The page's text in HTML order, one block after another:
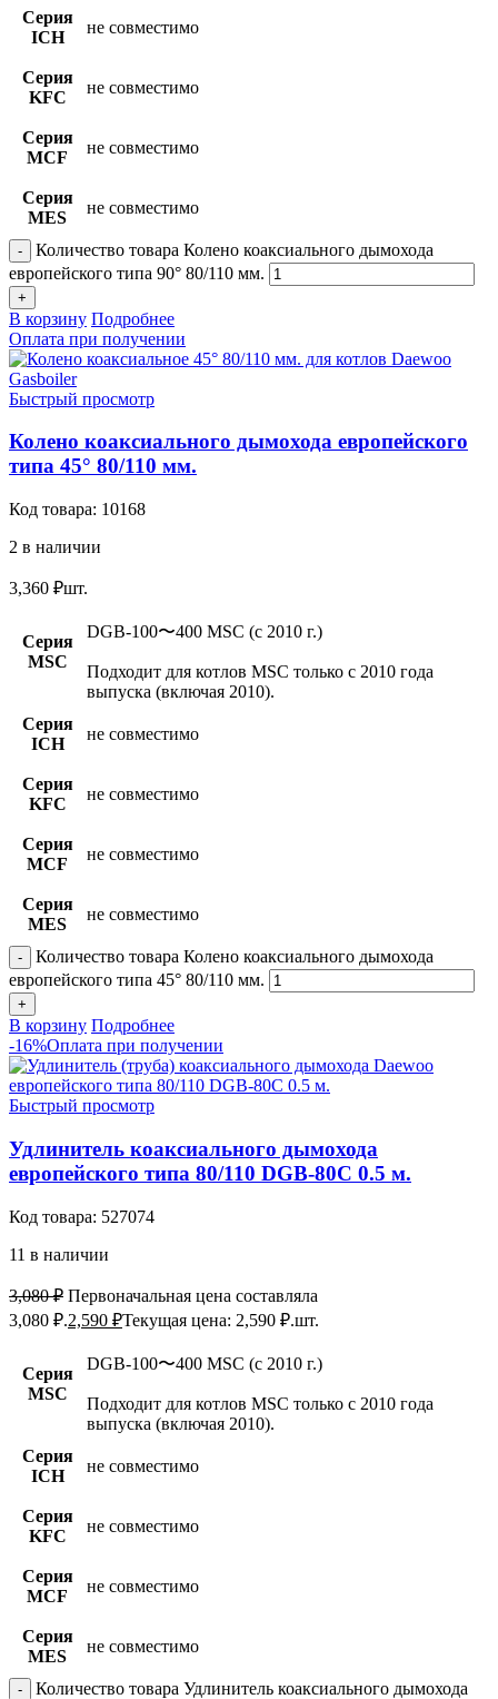
Серия
ICH
не совместимо
Серия
KFC
не совместимо
Серия
MCF
не совместимо
Серия
MES
не совместимо
Количество товара Колено коаксиального дымохода
европейского типа 90° 80/110 мм.
В корзину Подробнее
Оплата при получении
Быстрый просмотр
Колено коаксиального дымохода европейского
типа 45° 80/110 мм.
Код товара: 10168
2 в наличии
3,360 ₽шт.
Серия
MSC
DGB-100〜400 MSC (c 2010 г.)
Подходит для котлов MSC только с 2010 года
выпуска (включая 2010).
Серия
ICH
не совместимо
Серия
KFC
не совместимо
Серия
MCF
не совместимо
Серия
MES
не совместимо
Количество товара Колено коаксиального дымохода
европейского типа 45° 80/110 мм.
В корзину Подробнее
-16%Оплата при получении
Быстрый просмотр
Удлинитель коаксиального дымохода
европейского типа 80/110 DGB-80C 0.5 м.
Код товара: 527074
11 в наличии
3,080₽ Первоначальная цена составляла
3,080 ₽.2,590 ₽Текущая цена: 2,590 ₽.шт.
Серия
MSC
DGB-100〜400 MSC (c 2010 г.)
Подходит для котлов MSC только с 2010 года
выпуска (включая 2010).
Серия
ICH
не совместимо
Серия
KFC
не совместимо
Серия
MCF
не совместимо
Серия
MES
не совместимо
Количество товара Удлинитель коаксиального дымохода